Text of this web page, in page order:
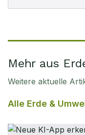
Mehr aus
Weitere aktuelle
Alle Erde &